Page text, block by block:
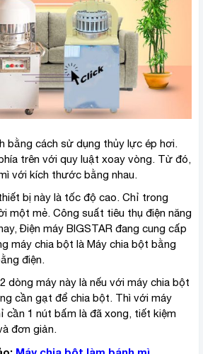
bằng cách sử dụng thủy lực ép hơi.
trên với quy luật xoay vòng. Từ đó,
với kích thước bằng nhau.
bị này là tốc độ cao. Chỉ trong
một mẻ. Công suất tiêu thụ điện năng
Điện máy BIGSTAR đang cung cấp
máy chia bột là Máy chia bột bằng
điện.
dòng máy này là nếu với máy chia bột
cần gạt để chia bột. Thì với máy
cần 1 nút bấm là đã xong, tiết kiệm
đơn giản.